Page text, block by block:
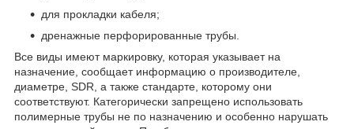
для прокладки кабеля;
дренажные перфорированные трубы.
Все виды имеют маркировку, которая указывает на
назначение, сообщает информацию о производителе,
диаметре, SDR, а также стандарте, которому они
соответствуют. Категорически запрещено использовать
полимерные трубы не по назначению и особенно нарушать